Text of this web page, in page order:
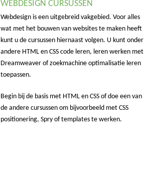
WEBDESIGN CURSUSSEN
Webdesign is een uitgebreid vakgebied. Voor alles
wat met het bouwen van websites te maken heeft
kunt u de cursussen hiernaast volgen. U kunt onder
andere HTML en CSS code leren, leren werken met
Dreamweaver of zoekmachine optimalisatie leren
toepassen.
Begin bij de basis met HTML en CSS of doe een van
de andere cursussen om bijvoorbeeld met CSS
positionering, Spry of templates te werken.